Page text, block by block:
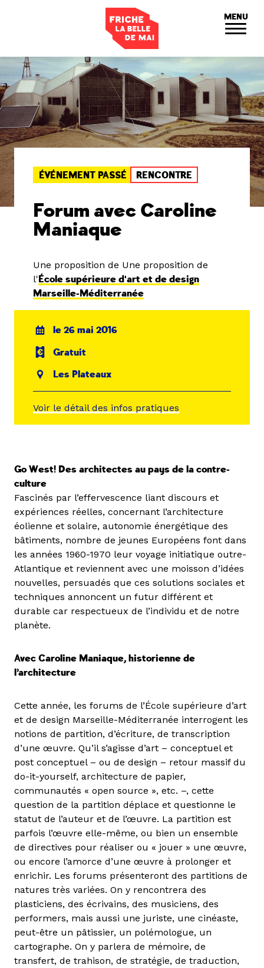
MENU
ÉVÉNEMENT PASSÉ RENCONTRE
Forum avec Caroline
Maniaque
Une proposition de Une proposition de
l'École supérieure d'art et de design
Marseille-Méditerranée
le 26 mai 2016
Gratuit
Les Plateaux
Voir le détail des infos pratiques
Go West! Des architectes au pays de la contre-
culture
Fascinés par l’effervescence liant discours et
expériences réelles, concernant l’architecture
éolienne et solaire, autonomie énergétique des
bâtiments, nombre de jeunes Européens font dans
les années 1960-1970 leur voyage initiatique outre-
Atlantique et reviennent avec une moisson d’idées
nouvelles, persuadés que ces solutions sociales et
techniques annoncent un futur différent et
durable car respectueux de l’individu et de notre
planète.
Avec Caroline Maniaque, historienne de
l’architecture
Cette année, les forums de l’École supérieure d’art
et de design Marseille-Méditerranée interrogent les
notions de partition, d’écriture, de transcription
d’une œuvre. Qu’il s’agisse d’art – conceptuel et
post conceptuel – ou de design – retour massif du
do-it-yourself, architecture de papier,
communautés « open source », etc. –, cette
question de la partition déplace et questionne le
statut de l’auteur et de l’œuvre. La partition est
parfois l’œuvre elle-même, ou bien un ensemble
de directives pour réaliser ou « jouer » une œuvre,
ou encore l’amorce d’une œuvre à prolonger et
enrichir. Les forums présenteront des partitions de
natures très variées. On y rencontrera des
plasticiens, des écrivains, des musiciens, des
performers, mais aussi une juriste, une cinéaste,
peut-être un pâtissier, un polémologue, un
cartographe. On y parlera de mémoire, de
transfert, de trahison, de stratégie, de traduction,
Panneau de gestion des cookies